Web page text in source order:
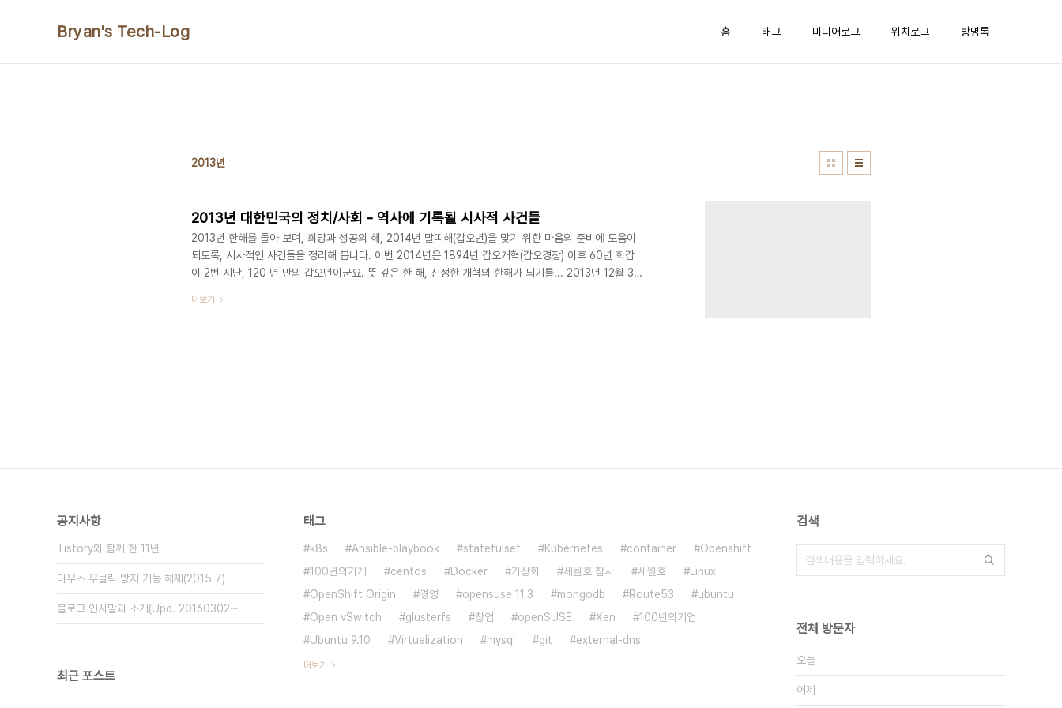
Bryan's Tech-Log 홈 태그 미디어로그 위치로그 방명록
2013년
2013년 대한민국의 정치/사회 - 역사에 기록될 시사적 사건들
2013년 한해를 돌아 보며, 희망과 성공의 해, 2014년 말띠해(갑오년)을 맞기 위한 마음의 준비에 도움이
되도록, 시사적인 사건들을 정리해 봅니다. 이번 2014년은 1894년 갑오개혁(갑오경장) 이후 60년 회갑
이 2번 지난, 120 년 만의 갑오년이군요. 뜻 깊은 한 해, 진정한 개혁의 한해가 되기를... 2013년 12월 31
2013/12/20) 1월 1일 19대 국회, 2013년 예산안 늑장 처리 3일 경찰 발표, 국정원 여직원 16개 아이디로
일 대법원, 수원 토막살인사건 범인 오원춘..
더보기
공지사항
Tistory와 함께 한 11년
마우스 우클릭 방지 기능 해제(2015.7)
블로그 인사말과 소개(Upd. 20160302⋯
최근 포스트
태그
k8s Ansible-playbook statefulset Kubernetes container
Openshift
100년의가게
centos Docker 가상화 세월호 참사 세월호
Linux
OpenShift Origin
경영 opensuse 11.3 mongodb Route53
ubuntu
Open vSwitch
glusterfs 창업 openSUSE Xen
100년의기업
Ubuntu 9.10
Virtualization mysql git external-dns
더보기
검색
전체 방문자
오늘
어제